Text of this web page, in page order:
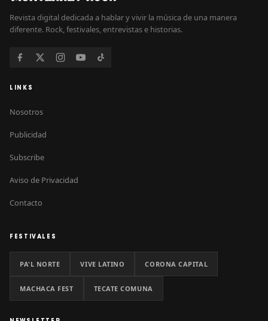
Revista digital dedicada a hablar y vivir la música de una manera
diferente. Rock, festivales, entrevistas e historias.
LINKS
Nosotros
Publicidad
Subscribe
Aviso de Privacidad
Contacto
FESTIVALES
PA'L NORTE VIVE LATINO CORONA CAPITAL
MACHACA FEST TECATE COMUNA